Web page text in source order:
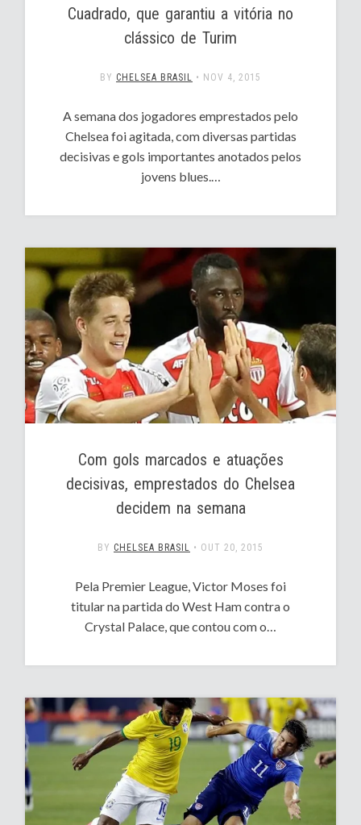
Cuadrado, que garantiu a vitória no
clássico de Turim
BY CHELSEA BRASIL • NOV 4, 2015
A semana dos jogadores emprestados pelo
Chelsea foi agitada, com diversas partidas
decisivas e gols importantes anotados pelos
jovens blues.…
Com gols marcados e atuações
decisivas, emprestados do Chelsea
decidem na semana
BY CHELSEA BRASIL • OUT 20, 2015
Pela Premier League, Victor Moses foi
titular na partida do West Ham contra o
Crystal Palace, que contou com o…